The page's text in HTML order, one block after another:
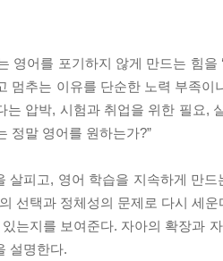
어를 포기하지 않게 만드는 힘을
멈추는 이유를 단순한 노력 부족
압박, 시험과 취업을 위한 필요,
정말 영어를 원하는가?”
피고, 영어 학습을 지속하게 만
선택과 정체성의 문제로 다시 세
는지를 보여준다. 자아의 확장과
설명한다.